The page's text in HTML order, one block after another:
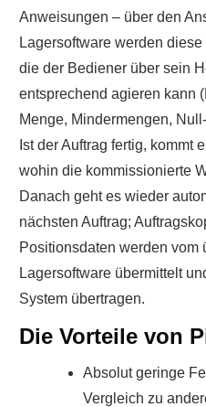
Anweisungen – über den
Lagersoftware werden
die der Bediener über sein
entsprechend agieren kann
Menge, Mindermengen,
Ist der Auftrag fertig, kommt
wohin die kommissionierte
Danach geht es wieder
nächsten Auftrag;
Positionsdaten werden vom
Lagersoftware übermittelt
System übertragen.
Die Vorteile von
Absolut geringe
Vergleich zu